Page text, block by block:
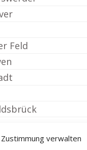
Zustimmung verwalten
Feld